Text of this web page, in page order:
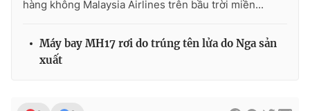
Ðiện thoại Thời báo VTV:024.66 897 897
Liên hệ quảng cáo:024-7300.7108
hàng không Malaysia Airlines trên bầu trời miền...
Máy bay MH17 rơi do trúng tên lửa do Nga sản
xuất